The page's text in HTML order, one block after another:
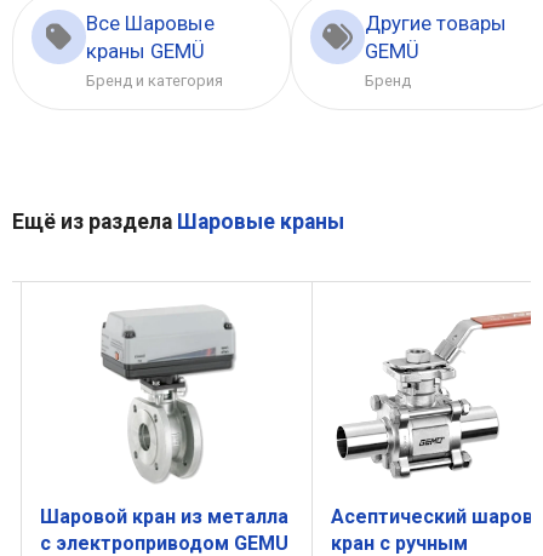
Все Шаровые
краны GEMÜ
Бренд и категория
Другие товары
GEMÜ
Бренд
Ещё из раздела Шаровые краны
Шаровой кран из металла
с электроприводом GEMU
Асептический
кран с ручным